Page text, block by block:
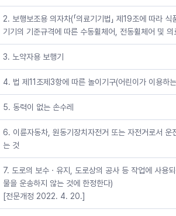
2. 보행보조용 의자차(「의료기기법」 제19조에 따라
기기의 기준규격에 따른 수동휠체어, 전동휠체어 및
3. 노약자용 보행기
4. 법 제11조제3항에 따른 놀이기구(어린이가 이용하
5. 동력이 없는 손수레
6. 이륜자동차, 원동기장치자전거 또는 자전거로서 운
는 것
7. 도로의 보수ㆍ유지, 도로상의 공사 등 작업에 사용
물을 운송하지 않는 것에 한정한다)
[전문개정 2022. 4. 20.]